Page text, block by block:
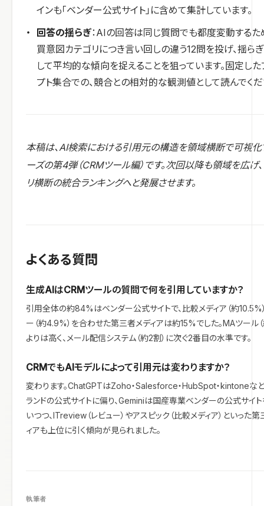
インも「ベンダー公式サイト」に含めて集計しています。
回答の揺らぎ：AIの回答は同じ質問でも都度変動するた
買意図カテゴリにつき言い回しの違う12問を投げ、揺ら
して平均的な傾向を捉えることを狙っています。固定した
プト集合での、競合との相対的な観測値として読んでくだ
本稿は、AI検索における引用元の構造を領域横断で可視化
ーズの第4弾（CRMツール編）です。次回以降も領域を広げ
リ横断の統合ランキングへと発展させます。
よくある質問
生成AIはCRMツールの質問で何を引用していますか？
引用全体の約84%はベンダー公式サイトで、比較メディア（約10.5%
ー（約4.9%）を合わせた第三者メディアは約15%でした。MAツール（
よりは高く、メール配信システム（約2割）に次ぐ2番目の水準です。
CRMでもAIモデルによって引用元は変わりますか？
変わります。ChatGPTはZoho・Salesforce・HubSpot・kintoneな
ランドの公式サイトに偏り、Geminiは国産専業ベンダーの公式サイ
いつつ、ITreview（レビュー）やアスピック（比較メディア）といった
ィアも上位に引く傾向が見られました。
執筆者